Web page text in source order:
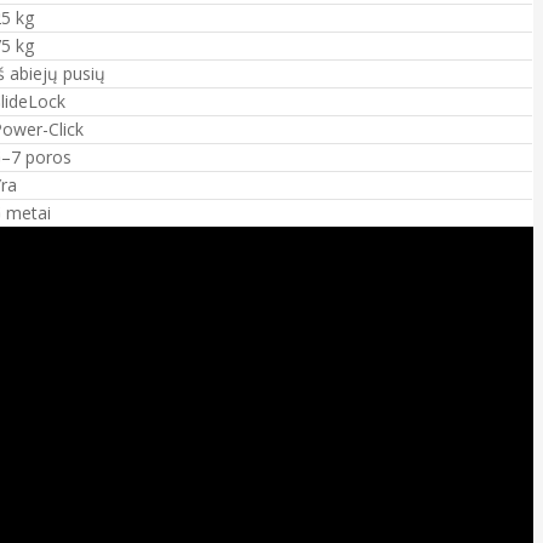
kg
kg
abiejų pusių
Click
poros
metai